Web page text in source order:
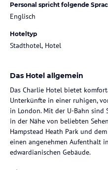
Personal spricht folgende
Englisch
Hoteltyp
Stadthotel, Hotel
Das Hotel allgemein
Das Charlie Hotel bietet
Unterkünfte in einer ruhigen,
in London. Mit der U-Bahn
in der Nähe von beliebten
Hampstead Heath Park und
einen angenehmen Aufenthalt
edwardianischen Gebäude.